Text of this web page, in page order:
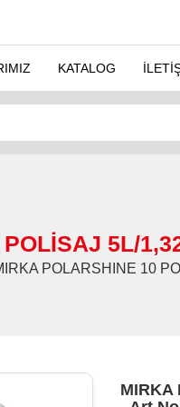
KATALOG
5L/
POLARSHINE 10
MIRKA